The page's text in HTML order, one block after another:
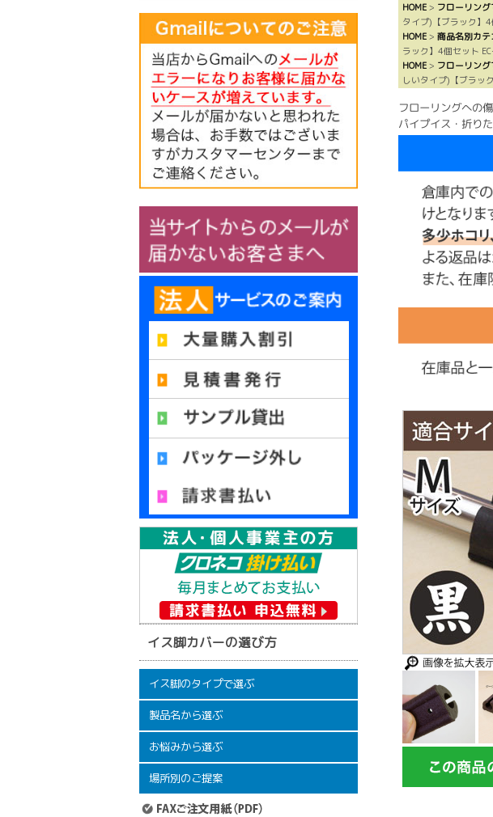
イス脚カバーの選び方
イス脚のタイプで選ぶ
製品名から選ぶ
イス脚フィット
ワイドフェルトキャップ
ワイドフェルトキャップスリム
クリア脚キャップ
家具のスベリ材キャップ
ワイドスリップキャップ
打込み式イス脚パッド
イスイスイ
イスキャップ【普及品タイプ】
折りたたみイス
サークル脚用キャップ
パイプ脚用イスキャップ(鉄板入り)
パイプ脚用イスキャップ
フェルトシート
キャスターストップ
家具のスベリ材
家具のスベリ材(フッ素樹脂タイプ)
お悩みから選ぶ
フローリングの床
椅子を動かす時につく床の傷を防ぎたい
椅子をスムーズに動かしたい
椅子を動かした時の嫌な音が気になる
カーペットの床
イスをスムーズに動かしたい
その他
どのイスキャップが合うかわからない
ちょうどよいサイズのイスキャップがない
場所別のご提案
病院・クリニック
介護施設・老人ホーム
障がいをもつ子どもにいる学校
飲食店・カフェ
オフィス
HOME > フローリン
タイプ)【ブラック】
HOME > 商品名別カテ
ラック】4個セット
HOME > フローリン
しいタイプ)【ブラッ
フローリングへの
パイプイス・折り